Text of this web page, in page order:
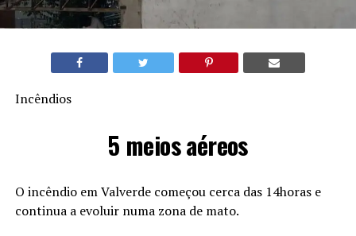
Incêndios
5 meios aéreos
O incêndio em Valverde começou cerca das 14horas e
continua a evoluir numa zona de mato.